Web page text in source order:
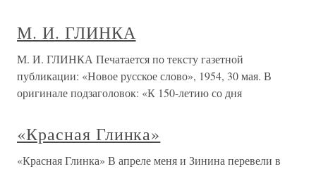
М. И. ГЛИНКА
М. И. ГЛИНКА Печатается по тексту газетной
публикации: «Новое русское слово», 1954, 30 мая. В
оригинале подзаголовок: «К 150-летию со дня
«Красная Глинка»
«Красная Глинка» В апреле меня и Зинина перевели в